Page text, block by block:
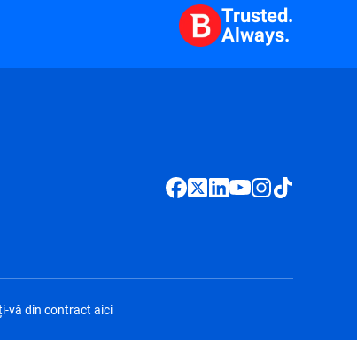
Trusted.
Always.
vă din contract aici